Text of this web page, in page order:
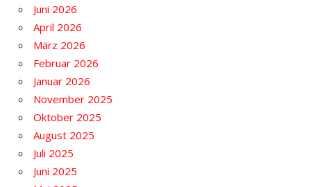
Juni 2026
April 2026
März 2026
Februar 2026
Januar 2026
November 2025
Oktober 2025
August 2025
Juli 2025
Juni 2025